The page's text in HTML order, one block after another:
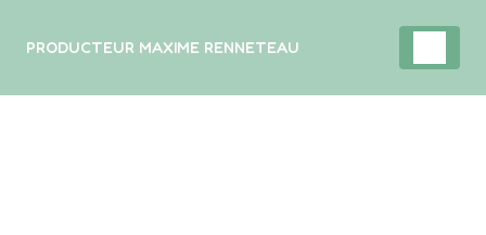
PRODUCTEUR MAXIME RENNETEAU